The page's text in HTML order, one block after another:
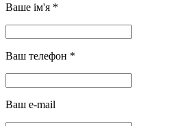
Ваше ім'я *
Ваш телефон *
Ваш e-mail